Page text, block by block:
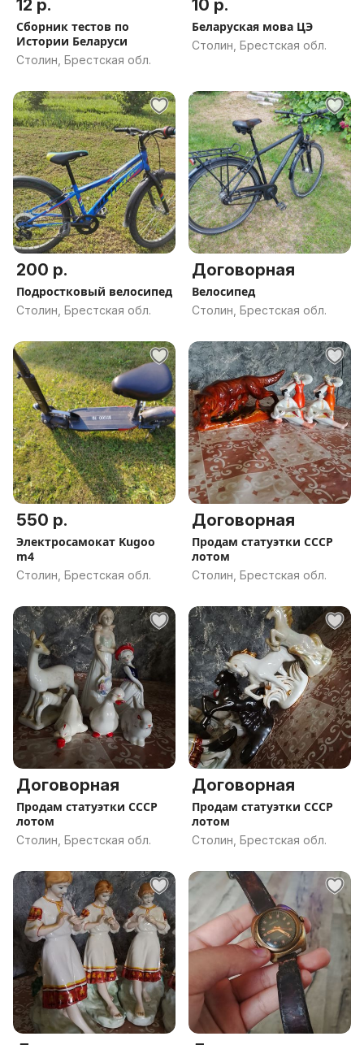
12 р.
Сборник тестов по
Истории Беларуси
Столин, Брестская обл.
10 р.
Беларуская мова ЦЭ
Столин, Брестская обл.
200 р.
Подростковый велосипед
Столин, Брестская обл.
Договорная
Велосипед
Столин, Брестская обл.
550 р.
Электросамокат Kugoo
m4
Столин, Брестская обл.
Договорная
Продам статуэтки СССР
лотом
Столин, Брестская обл.
Договорная
Продам статуэтки СССР
лотом
Столин, Брестская обл.
Договорная
Продам статуэтки СССР
лотом
Столин, Брестская обл.